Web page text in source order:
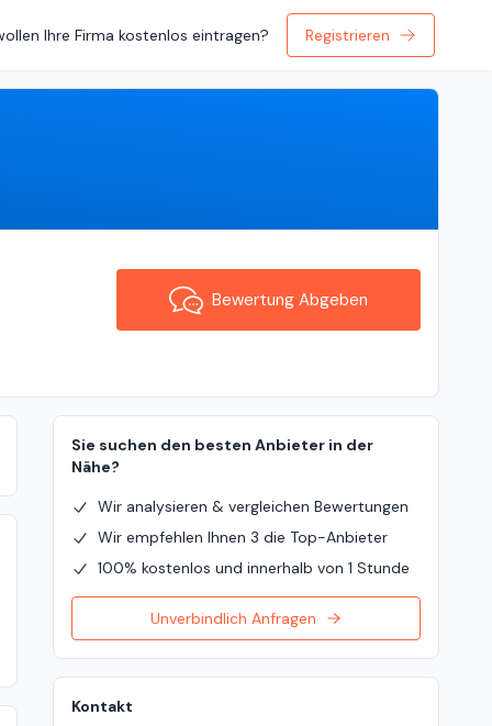
Ihre Firma kostenlos eintragen? Registrieren
Bewertung Abgeben
Sie suchen den besten Anbieter in der
Nähe?
Wir analysieren & vergleichen Bewertungen
Wir empfehlen Ihnen 3 die Top-Anbieter
100% kostenlos und innerhalb von 1 Stunde
Unverbindlich Anfragen
Kontakt